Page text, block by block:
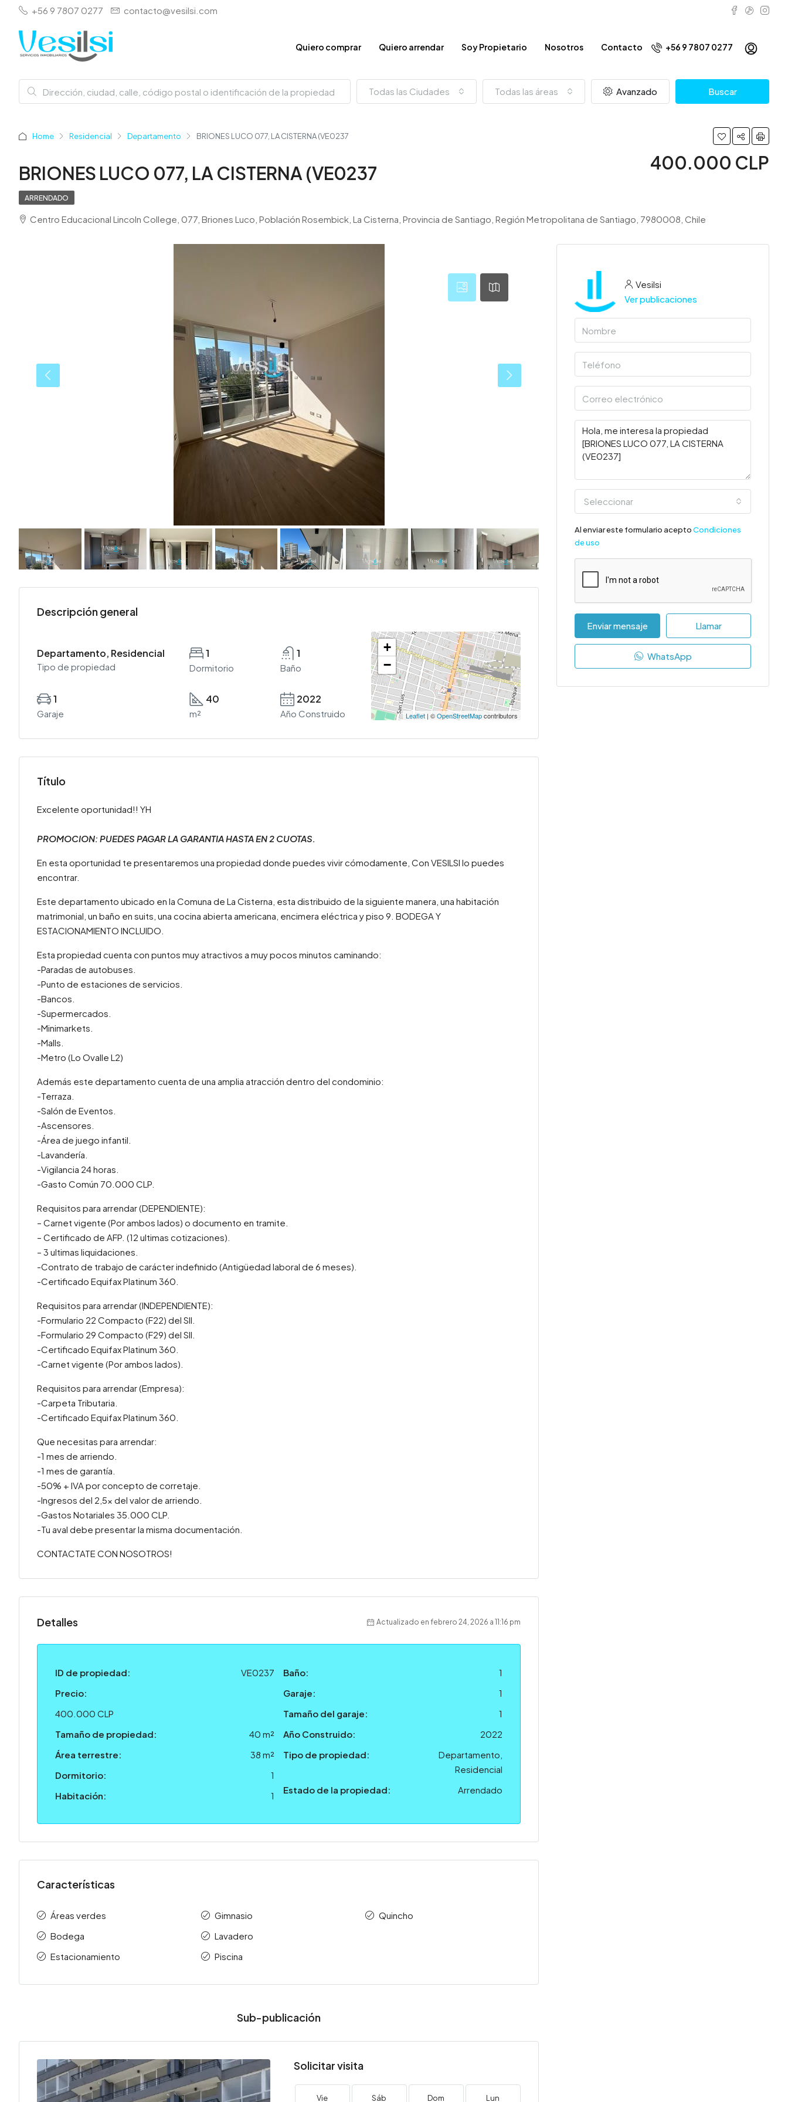
+56 9 7807 0277 contacto@vesilsi.com
Quiero comprar Quiero arrendar Soy Propietario Nosotros Contacto +56 9 7807 0277
Todas las Ciudades Todas las áreas Avanzado Buscar
Home Residencial Departamento BRIONES LUCO 077, LA CISTERNA (VE0237
BRIONES LUCO 077, LA CISTERNA (VE0237 400.000 CLP
ARRENDADO
Centro Educacional Lincoln College, 077, Briones Luco, Población Rosembick, La Cisterna, Provincia de Santiago, Región Metropolitana de Santiago, 7980008, Chile
Descripción general
Departamento, Residencial
Tipo de propiedad
1
Dormitorio
1
Baño
1
Garaje
40
m²
2022
Año Construido
+
−
Leaflet| ©OpenStreetMapcontributors
Título
Excelente oportunidad!! YH
PROMOCION: PUEDES PAGAR LA GARANTIA HASTA EN 2 CUOTAS.
En esta oportunidad te presentaremos una propiedad donde puedes vivir cómodamente, Con VESILSI lo puedes
encontrar.
Este departamento ubicado en la Comuna de La Cisterna, esta distribuido de la siguiente manera, una habitación
matrimonial, un baño en suits, una cocina abierta americana, encimera eléctrica y piso 9. BODEGA Y
ESTACIONAMIENTO INCLUIDO.
Esta propiedad cuenta con puntos muy atractivos a muy pocos minutos caminando:
-Paradas de autobuses.
-Punto de estaciones de servicios.
-Bancos.
-Supermercados.
-Minimarkets.
-Malls.
-Metro (Lo Ovalle L2)
Además este departamento cuenta de una amplia atracción dentro del condominio:
-Terraza.
-Salón de Eventos.
-Ascensores.
-Área de juego infantil.
-Lavandería.
-Vigilancia 24 horas.
-Gasto Común 70.000 CLP.
Requisitos para arrendar (DEPENDIENTE):
– Carnet vigente (Por ambos lados) o documento en tramite.
– Certificado de AFP. (12 ultimas cotizaciones).
– 3 ultimas liquidaciones.
-Contrato de trabajo de carácter indefinido (Antigüedad laboral de 6 meses).
-Certificado Equifax Platinum 360.
Requisitos para arrendar (INDEPENDIENTE):
-Formulario 22 Compacto (F22) del SII.
-Formulario 29 Compacto (F29) del SII.
-Certificado Equifax Platinum 360.
-Carnet vigente (Por ambos lados).
Requisitos para arrendar (Empresa):
-Carpeta Tributaria.
-Certificado Equifax Platinum 360.
Que necesitas para arrendar:
-1 mes de arriendo.
-1 mes de garantía.
-50% + IVA por concepto de corretaje.
-Ingresos del 2,5x del valor de arriendo.
-Gastos Notariales 35.000 CLP.
-Tu aval debe presentar la misma documentación.
CONTACTATE CON NOSOTROS!
Detalles Actualizado en febrero 24, 2026 a 11:16 pm
ID de propiedad:
VE0237
Precio:
400.000 CLP
Tamaño de propiedad:
40 m²
Área terrestre:
38 m²
Dormitorio:
1
Habitación:
1
Baño:
1
Garaje:
1
Tamaño del garaje:
1
Año Construido:
2022
Tipo de propiedad:
Departamento,
Residencial
Estado de la propiedad:
Arrendado
Características
Áreas verdes
Bodega
Estacionamiento
Gimnasio
Lavadero
Piscina
Quincho
Sub-publicación
Solicitar visita
Vie Sáb Dom Lun
Vesilsi
Ver publicaciones
Seleccionar
Al enviar este formulario aceptoCondiciones
de uso
Enviar mensaje Llamar
WhatsApp